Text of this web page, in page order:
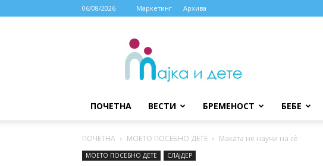
06/08/2026 Маркетинг Архива
МАЈКА
ДЕТЕ
ПОЧЕТНА ВЕСТИ БРЕМЕНОСТ БЕБЕ
ПОЧЕТНА МОЕТО ПОСЕБНО ДЕТЕ Маката не научи на сѐ
МОЕТО ПОСЕБНО ДЕТЕ СЛАЈДЕР